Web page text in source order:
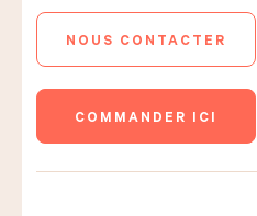
LA MAISON D'ÉRIC KAYSER
ÉVÈNEMENTS & ENTREPRISES
NOUS CONTACTER
COMMANDER ICI